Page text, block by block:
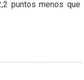
puntos menos que